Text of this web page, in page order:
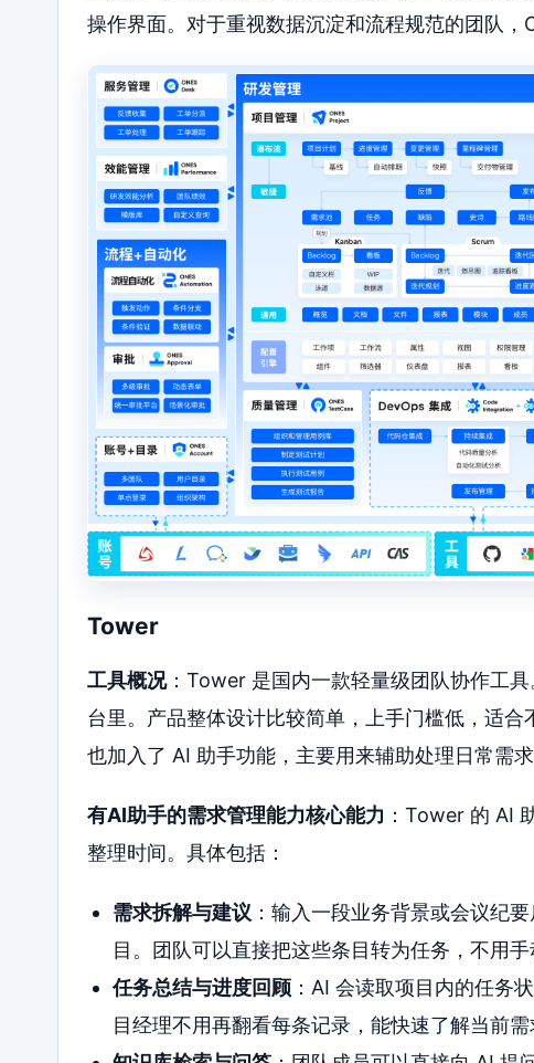
操作界面。对于重视数据沉淀和流程规范的团队，
Tower
工具概况：Tower 是国内一款轻量级团队协作工
台里。产品整体设计比较简单，上手门槛低，适
也加入了 AI 助手功能，主要用来辅助处理日常需求
有AI助手的需求管理能力核心能力 ：Tower 的 AI
整理时间。具体包括：
需求拆解与建议 ：输入一段业务背景或会议纪
目。团队可以直接把这些条目转为任务，不用手
任务总结与进度回顾：AI 会读取项目内的任务
目经理不用再翻看每条记录，能快速了解当前需